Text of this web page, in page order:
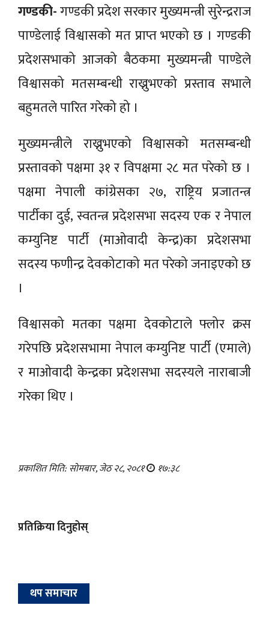
गण्डकी-गण्डकी प्रदेश सरकार मुख्यमन्त्री सुरेन्द्रराज
पाण्डेलाई विश्वासको मत प्राप्त भएको छ । गण्डकी
प्रदेशसभाको आजको बैठकमा मुख्यमन्त्री पाण्डेले
विश्वासको मतसम्बन्धी राख्नुभएको प्रस्ताव सभाले
बहुमतले पारित गरेको हो ।
मुख्यमन्त्रीले राख्नुभएको विश्वासको मतसम्बन्धी
प्रस्तावको पक्षमा ३१ र विपक्षमा २८ मत परेको छ ।
पक्षमा नेपाली कांग्रेसका २७, राष्ट्रिय प्रजातन्त्र
पार्टीका दुई, स्वतन्त्र प्रदेशसभा सदस्य एक र नेपाल
कम्युनिष्ट पार्टी (माओवादी केन्द्र)का प्रदेशसभा
सदस्य फणीन्द्र देवकोटाको मत परेको जनाइएको छ
।
विश्वासको मतका पक्षमा देवकोटाले फ्लोर क्रस
गरेपछि प्रदेशसभामा नेपाल कम्युनिष्ट पार्टी (एमाले)
र माओवादी केन्द्रका प्रदेशसभा सदस्यले नाराबाजी
गरेका थिए ।
प्रकाशित मिति: सोमबार, जेठ २८, २०८१ १७:३८
प्रतिक्रिया दिनुहोस्
थप समाचार